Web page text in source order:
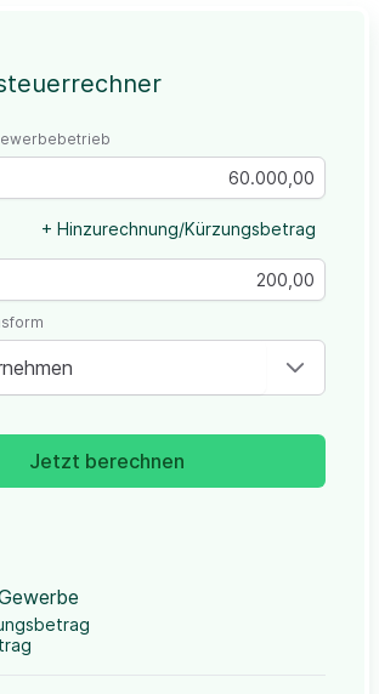
+ Hinzurechnung/Kürzungsbetrag
Jetzt berechnen